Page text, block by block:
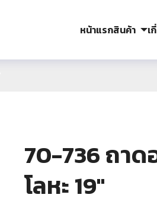
หน้าแรกสินค้า เ
70-736 ถาด
โลหะ 19″